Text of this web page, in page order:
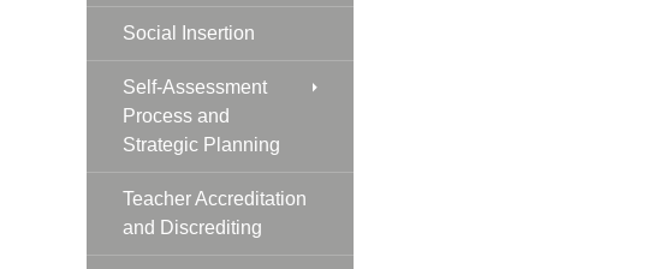
Social Insertion
Self-Assessment
Process and
Strategic Planning
Teacher Accreditation
and Discrediting